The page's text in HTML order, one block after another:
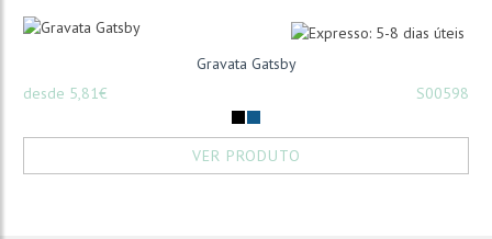
Gravata Gatsby
desde 5,81€
S00598
VER PRODUTO